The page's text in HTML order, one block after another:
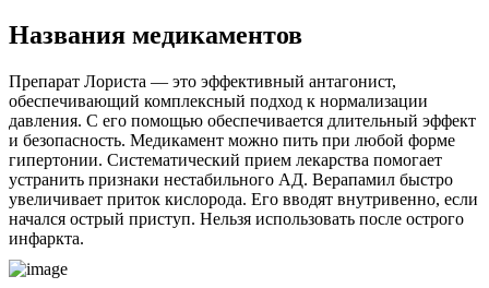
Названия медикаментов
Препарат Лориста — это эффективный антагонист,
обеспечивающий комплексный подход к нормализации
давления. С его помощью обеспечивается длительный эффект
и безопасность. Медикамент можно пить при любой форме
гипертонии. Систематический прием лекарства помогает
устранить признаки нестабильного АД. Верапамил быстро
увеличивает приток кислорода. Его вводят внутривенно, если
начался острый приступ. Нельзя использовать после острого
инфаркта.